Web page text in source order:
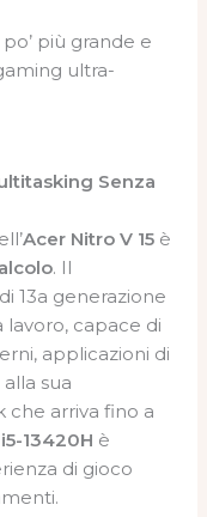
più grande e
ultra-
Senza
Acer Nitro V 15 è
. Il
di 13a generazione
capace di
applicazioni di
sua
che arriva fino a
13420H è
di gioco